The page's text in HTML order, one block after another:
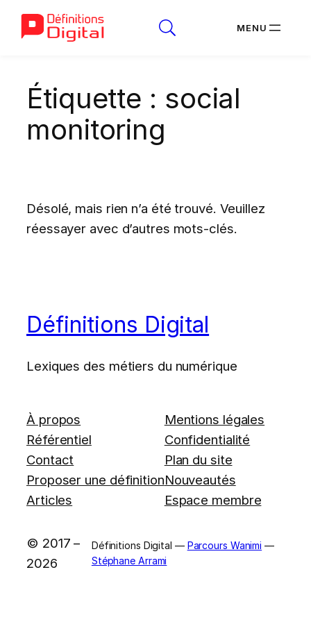
contenu
Étiquette : social
monitoring
Désolé, mais rien n’a été trouvé. Veuillez
réessayer avec d’autres mots-clés.
Définitions Digital
Lexiques des métiers du numérique
À propos
Référentiel
Contact
Proposer une définition
Articles
Mentions légales
Confidentialité
Plan du site
Nouveautés
Espace membre
© 2017 –
2026
Définitions Digital — Parcours Wanimi —
Stéphane Arrami